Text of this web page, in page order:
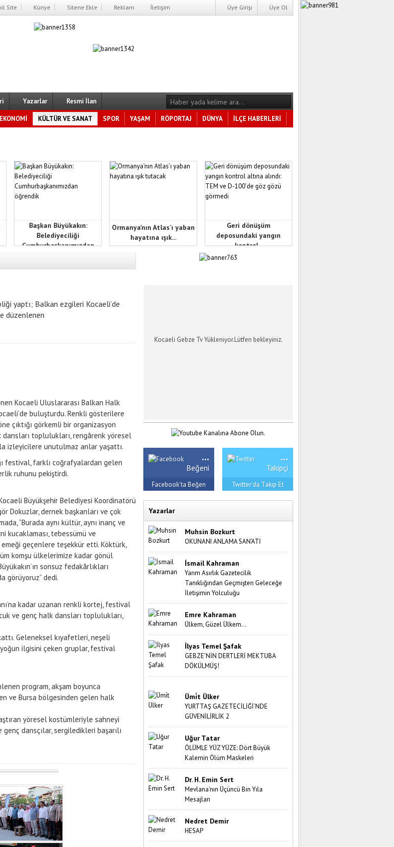
Site Künye Sitene Ekle Reklam İletişim Üye Ol
Üye Girişi
Yazarlar Resmi İlan
EKONOMİ KÜLTÜR VE SANAT SPOR YAŞAM RÖPORTAJ DÜNYA
İLÇE HABERLERİ
Başkan Büyükakın:
Belediyeciliği
Cumhurbaşkanımızdan
Ormanya’nın Atlas’ı yaban
hayatına ışık...
Geri dönüşüm
deposundaki yangın
kontrol...
yaptı; Balkan ezgileri Kocaeli’de
düzenlenen
Kocaeli Uluslararası Balkan Halk
buluşturdu. Renkli gösterilere
çıktığı görkemli bir organizasyon
toplulukları, rengârenk yöresel
izleyicilere unutulmaz anlar yaşattı.
festival, farklı coğrafyalardan gelen
ruhunu pekiştirdi.
Büyükşehir Belediyesi Koordinatörü
Dokuzlar, dernek başkanları ve çok
“Burada aynı kültür, aynı inanç ve
kucaklaması, tebessümü ve
geçenlere teşekkür etti. Köktürk,
komşu ülkelerimize kadar gönül
sonsuz fedakârlıkları
görüyoruz” dedi.
kadar uzanan renkli kortej, festival
ve genç halk dansları toplulukları,
Geleneksel kıyafetleri, neşeli
ilgisini çeken gruplar, festival
program, akşam boyunca
ve Bursa bölgesinden gelen halk
yöresel kostümleriyle sahneyi
dansçılar, sergiledikleri başarılı
Kocaeli Gebze Tv Yükleniyor.Lütfen bekleyiniz.
...
Beğeni
Facebook'ta Beğen
...
Takipçi
Twitter'da Takip Et
Yazarlar
Muhsin Bozkurt
OKUNANI ANLAMA SAN’ATI
İsmail Kahraman
Yarım Asırlık Gazetecilik
Tanıklığından Geçmişten Geleceğe
İletişimin Yolculuğu
Emre Kahraman
Ülkem, Güzel Ülkem…
İlyas Temel Şafak
GEBZE’NİN DERTLERİ MEKTUBA
DÖKÜLMÜŞ!
Ümi̇t Ülker
YURTTAŞ GAZETECİLİĞİ’NDE
GÜVENİLİRLİK 2
Uğur Tatar
ÖLÜMLE YÜZ YÜZE: Dört Büyük
Kalemin Ölüm Maskeleri
Dr. H. Emin Sert
Mevlana'nın Üçüncü Bin Yıla
Mesajları
Nedret Demir
HESAP